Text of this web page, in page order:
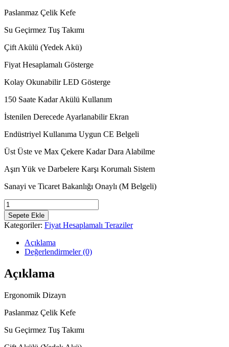
Paslanmaz Çelik Kefe
Su Geçirmez Tuş Takımı
Çift Akülü (Yedek Akü)
Fiyat Hesaplamalı Gösterge
Kolay Okunabilir LED Gösterge
150 Saate Kadar Akülü Kullanım
İstenilen Derecede Ayarlanabilir Ekran
Endüstriyel Kullanıma Uygun CE Belgeli
Üst Üste ve Max Çekere Kadar Dara Alabilme
Aşırı Yük ve Darbelere Karşı Korumalı Sistem
Sanayi ve Ticaret Bakanlığı Onaylı (M Belgeli)
TEM
EGE
Çukur
Kefeli
Pazarcı
30KG
adet
Sepete Ekle
Kategoriler: Fiyat Hesaplamalı Teraziler
Açıklama
Değerlendirmeler (0)
Açıklama
Ergonomik Dizayn
Paslanmaz Çelik Kefe
Su Geçirmez Tuş Takımı